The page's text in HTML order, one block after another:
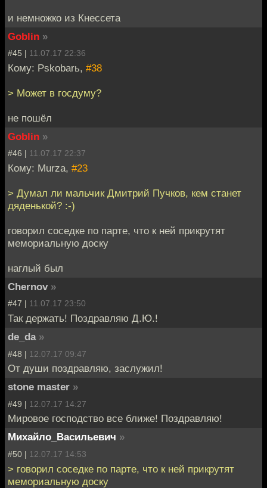
и немножко из Кнессета
Goblin »
#45 | 11.07.17 22:36
Кому: Pskobarь, #38
> Может в госдуму?
не пошёл
Goblin »
#46 | 11.07.17 22:37
Кому: Murza, #23
> Думал ли мальчик Дмитрий Пучков, кем станет
дяденькой? :-)
говорил соседке по парте, что к ней прикрутят
мемориальную доску
наглый был
Chernov »
#47 | 11.07.17 23:50
Так держать! Поздравляю Д.Ю.!
de_da »
#48 | 12.07.17 09:47
От души поздравляю, заслужил!
stone master »
#49 | 12.07.17 14:27
Мировое господство все ближе! Поздравляю!
Михайло_Васильевич »
#50 | 12.07.17 14:53
> говорил соседке по парте, что к ней прикрутят
мемориальную доску